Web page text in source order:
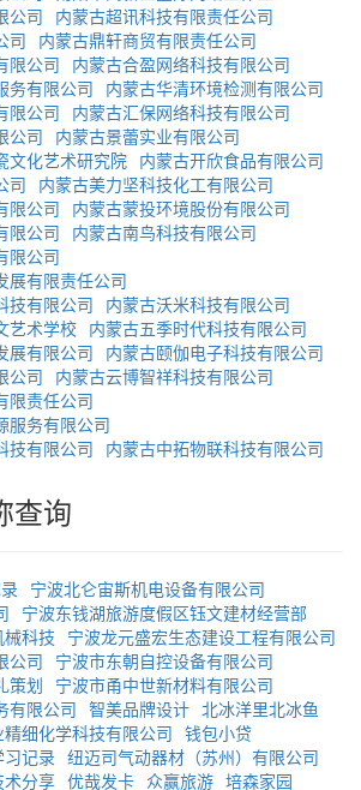
公司 内蒙古超讯科技有限责任公司
司 内蒙古鼎轩商贸有限责任公司
限公司 内蒙古合盈网络科技有限公司
务有限公司 内蒙古华清环境检测有限公司
限公司 内蒙古汇保网络科技有限公司
公司 内蒙古景蕾实业有限公司
文化艺术研究院 内蒙古开欣食品有限公司
司 内蒙古美力坚科技化工有限公司
限公司 内蒙古蒙投环境股份有限公司
限公司 内蒙古南鸟科技有限公司
限公司
展有限责任公司
技有限公司 内蒙古沃米科技有限公司
艺术学校 内蒙古五季时代科技有限公司
展有限公司 内蒙古颐伽电子科技有限公司
公司 内蒙古云博智祥科技有限公司
限责任公司
服务有限公司
技有限公司 内蒙古中拓物联科技有限公司
查询
宁波北仑宙斯机电设备有限公司
宁波东钱湖旅游度假区钰文建材经营部
科技 宁波龙元盛宏生态建设工程有限公司
公司 宁波市东朝自控设备有限公司
策划 宁波市甬中世新材料有限公司
有限公司 智美品牌设计 北冰洋里北冰鱼
精细化学科技有限公司 钱包小贷
记录 纽迈司气动器材（苏州）有限公司
术分享 优哉发卡 众赢旅游 培森家园